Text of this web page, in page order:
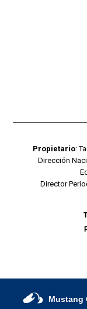
Propietario:
Dirección
Director
Mustang